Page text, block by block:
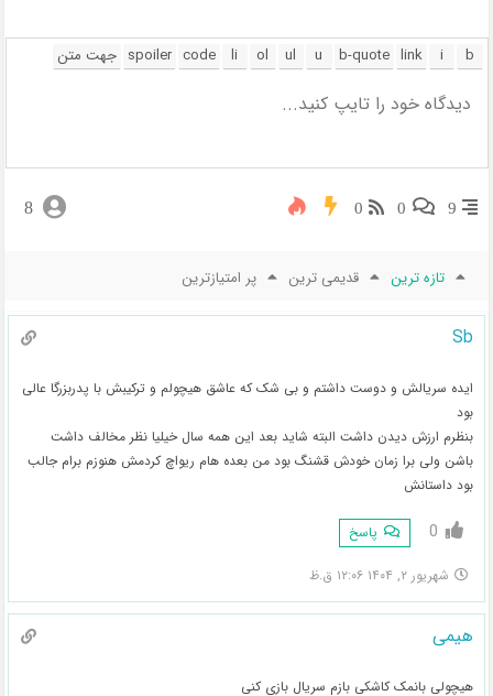
9
0
0
8
تازه ترین قدیمی ترین پر امتیازترین
Sb
ایده سریالش و دوست داشتم و بی شک که عاشق هیچولم و ترکیبش با پدربزرگا عالی
بود
بنظرم ارزش دیدن داشت البته شاید بعد این همه سال خیلیا نظر مخالف داشت
باشن ولی برا زمان خودش قشنگ بود من بعده هام ریواچ کردمش هنوزم برام جالب
بود داستانش
0 پاسخ
شهریور ۲, ۱۴۰۴ ۱۲:۰۶ ق.ظ
هیمی
هیچولی بانمک کاشکی بازم سریال بازی کنی